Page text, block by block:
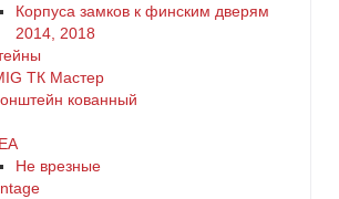
Корпуса замков к финским дверям
2014, 2018
ТК Мастер
кованный
Не врезные